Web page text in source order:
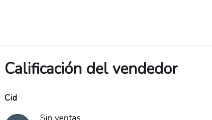
Calificación del vendedor
Cid
Sin ventas